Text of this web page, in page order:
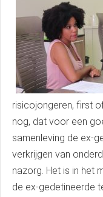
risicojongeren, first
nog, dat voor een
samenleving de ex-
verkrijgen van
nazorg. Het is in het
de ex-gedetineerde